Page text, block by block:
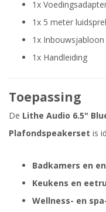
1x
1x 5 meter
1x Inbouwsjabloon
1x Handleiding
Toepassing
De Lithe Audio 6.5"
Plafondspeakerset is
Badkamers en
Keukens en
Wellness- en